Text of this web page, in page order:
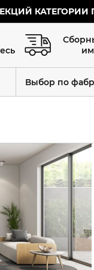
КАТЕГОРИИ
Выбор по